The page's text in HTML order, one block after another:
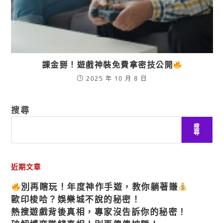
課金掰！遊戲神裝免費拿密技公開
2025 年 10 月 8 日
搜尋
搜
尋
近期文章
別再瞎玩！年度神作手遊，教你躺著賺
歐印梭哈？娛樂城不說的秘密！
熱搜遊戲背後真相，專家沒告訴你的秘密！